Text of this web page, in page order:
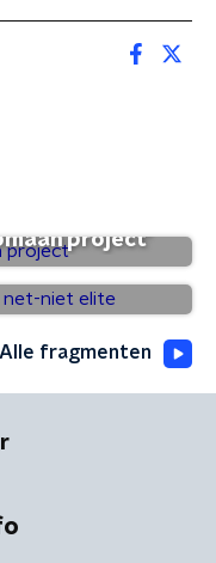
project'
de net-niet
Alle fragmenten